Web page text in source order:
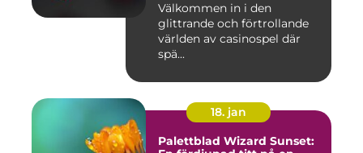
Välkommen in i den
glittrande och förtrollande
världen av casinospel där
spä...
18. jan
Palettblad Wizard Sunset: